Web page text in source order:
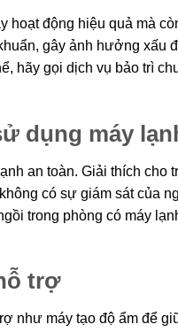
hoạt động hiệu quả mà
gây ảnh hưởng xấu
hãy gọi dịch vụ bảo trì
dụng máy
an toàn. Giải thích cho
có sự giám sát của
trong phòng có máy
trợ
như máy tạo độ ẩm để